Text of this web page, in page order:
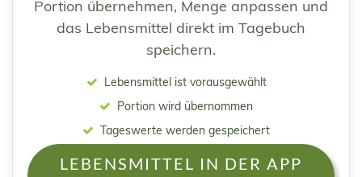
Portion übernehmen, Menge anpassen und
das Lebensmittel direkt im Tagebuch
speichern.
Lebensmittel ist vorausgewählt
Portion wird übernommen
Tageswerte werden gespeichert
LEBENSMITTEL IN DER APP